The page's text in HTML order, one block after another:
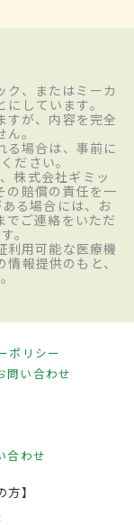
ク、またはミーカ
しています。
すが、内容を完全
。
る場合は、事前に
ださい。
株式会社ギミッ
の賠償の責任を一
る場合には、お
でご連絡をいただ
。
利用可能な医療機
報提供のもと、
ポリシー
問い合わせ
合わせ
】